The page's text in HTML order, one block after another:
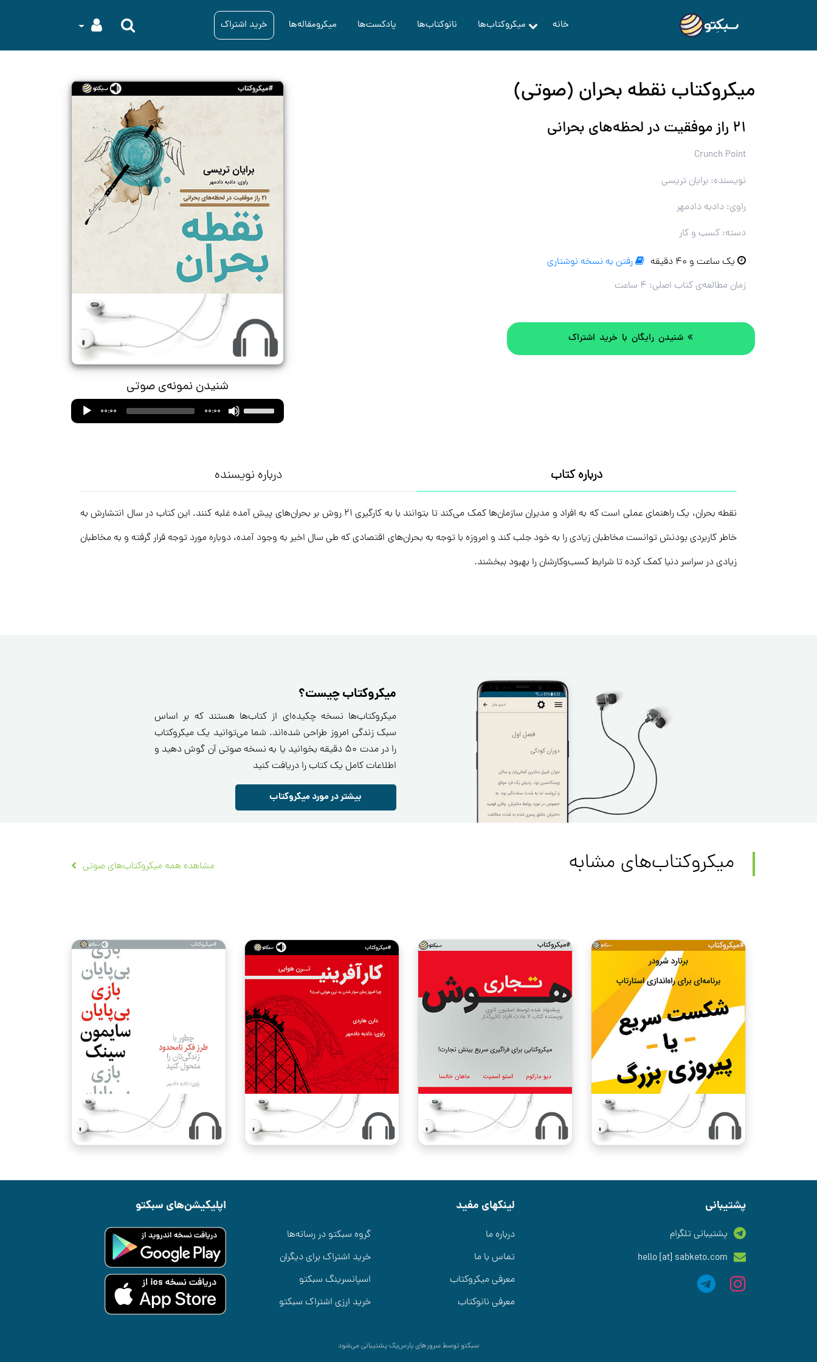
خانه میکروکتاب‌ها نانوکتاب‌ها پادکست‌ها میکرومقاله‌ها خرید اشتراک
میکروکتاب نقطه بحران (صوتی)
۲۱ راز موفقیت در لحظه‌های بحرانی
Crunch Point
نویسنده: برایان تریسی
راوی: دادبه دادمهر
دسته: کسب و کار
یک ساعت و ۴۰ دقیقه
رفتن به نسخه نوشتاری
زمان مطالعه‌ی کتاب اصلی: ۴ ساعت
شنیدن رایگان با خرید اشتراک
شنیدن نمونه‌ی صوتی
Audio
Player
00:00 00:00
Use
Up/Down
to
increase
decrease
volume.
درباره کتاب درباره نویسنده
نقطه بحران، یک راهنمای عملی است که به افراد و مدیران سازمان‌ها کمک می‌کند تا بتوانند با به کارگیری ۲۱ روش بر بحران‌های پیش آمده غلبه کنند. این کتاب در سال انتشارش به
خاطر کاربردی بودنش توانست مخاطبان زیادی را به خود جلب کند و امروزه با توجه به بحران‌های اقتصادی که طی سال‌ اخیر به وجود آمده، دوباره مورد توجه قرار گرفته و به مخاطبان
زیادی در سراسر دنیا کمک کرده تا شرایط کسب‌وکارشان را بهبود ببخشند.
میکروکتاب چیست؟
میکروکتاب‌ها نسخه چکیده‌ای از کتاب‌ها هستند که بر اساس
سبک زندگی امروز طراحی شده‌اند. شما می‌توانید یک میکروکتاب
را در مدت ۵۰ دقیقه بخوانید یا به نسخه صوتی آن گوش دهید و
اطلاعات کامل یک کتاب را دریافت کنید
بیشتر در مورد میکروکتاب
میکروکتاب‌های مشابه مشاهده همه میکروکتاب‌های صوتی
پشتیبانی
پشتیبانی تلگرام
hello [at] sabketo.com
لینکهای مفید
درباره ما
تماس با ما
معرفی میکروکتاب
معرفی نانوکتاب
گروه سبکتو در رسانه‌ها
خرید اشتراک برای دیگران
اسپانسرینگ سبکتو
خرید ارزی اشتراک سبکتو
اپلیکیشن‌های سبکتو
سبکتو توسط سرورهایپارس‌پکپشتیبانی می‌شود